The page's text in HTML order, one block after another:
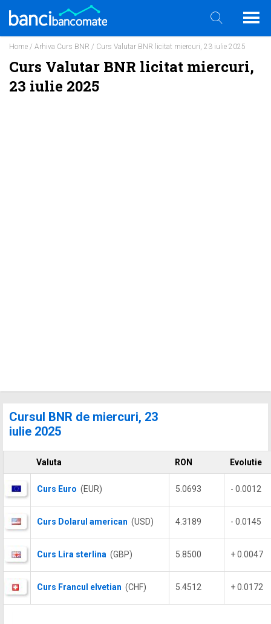
Home / Arhiva Curs BNR / Curs Valutar BNR licitat miercuri, 23 iulie 2025
Curs Valutar BNR licitat miercuri,
23 iulie 2025
Cursul BNR de miercuri, 23
iulie 2025
Valuta RON Evolutie
Curs Euro (EUR) 5.0693 - 0.0012
Curs Dolarul american (USD) 4.3189 - 0.0145
Curs Lira sterlina (GBP) 5.8500 + 0.0047
Curs Francul elvetian (CHF) 5.4512 + 0.0172